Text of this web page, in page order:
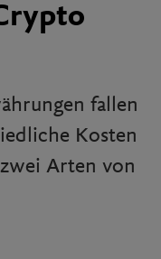
fallen
Kosten
Arten von